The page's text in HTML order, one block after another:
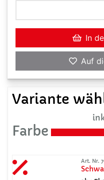
In
Auf
Variante
Farbe
Art. Nr.